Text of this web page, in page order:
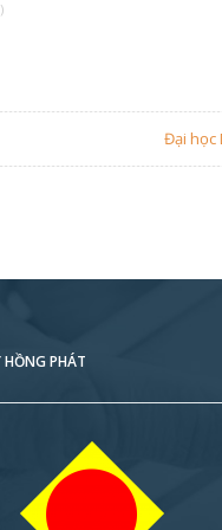
Đại học
PHÁT